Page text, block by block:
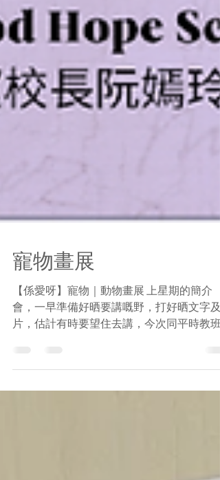
寵物畫展
片，估計有時要望住去講，今次同平時教班